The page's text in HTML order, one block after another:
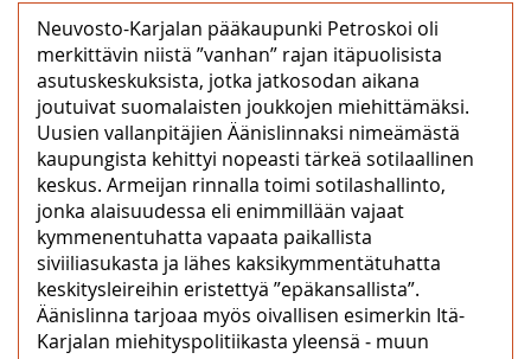
Neuvosto-Karjalan pääkaupunki Petroskoi oli
merkittävin niistä ”vanhan” rajan itäpuolisista
asutuskeskuksista, jotka jatkosodan aikana
joutuivat suomalaisten joukkojen miehittämäksi.
Uusien vallanpitäjien Äänislinnaksi nimeämästä
kaupungista kehittyi nopeasti tärkeä sotilaallinen
keskus. Armeijan rinnalla toimi sotilashallinto,
jonka alaisuudessa eli enimmillään vajaat
kymmenentuhatta vapaata paikallista
siviiliasukasta ja lähes kaksikymmentätuhatta
keskitysleireihin eristettyä ”epäkansallista”.
Äänislinna tarjoaa myös oivallisen esimerkin Itä-
Karjalan miehityspolitiikasta yleensä ‒ muun